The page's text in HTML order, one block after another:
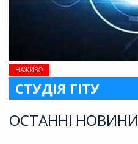
НАЖИВО
СТУДІЯ ГІТУ
ОСТАННІ НОВИНИ